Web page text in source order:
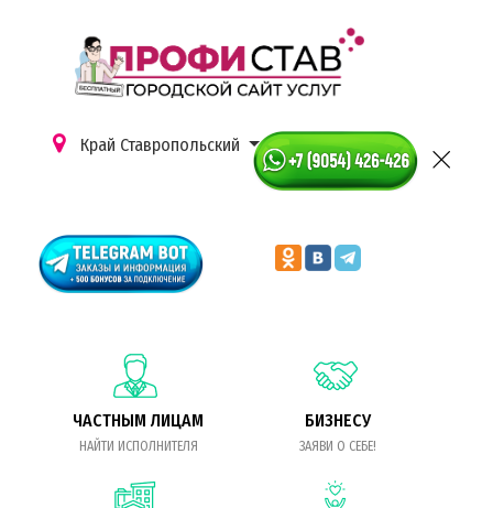
Край Ставропольский
ЧАСТНЫМ ЛИЦАМ
НАЙТИ ИСПОЛНИТЕЛЯ
БИЗНЕСУ
ЗАЯВИ О СЕБЕ!